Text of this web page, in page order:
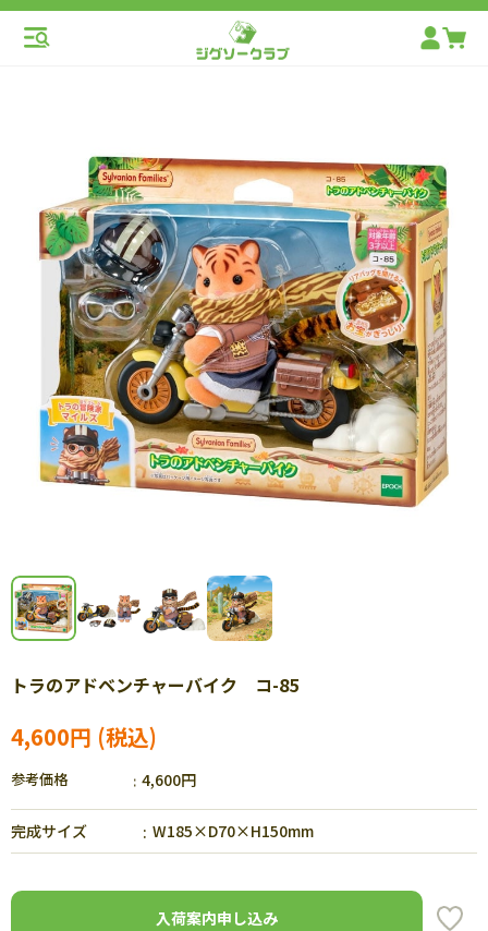
トラのアドベンチャーバイク コ-85
4,600円
参考価格 4,600円
完成サイズ W185×D70×H150mm
入荷案内申し込み